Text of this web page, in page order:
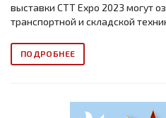
выставки СТТ Expo 2023 могут
транспортной и складской
ПОДРОБНЕЕ